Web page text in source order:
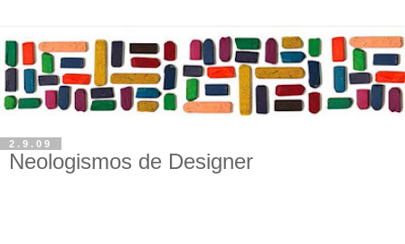
2.9.09
Neologismos de Designer